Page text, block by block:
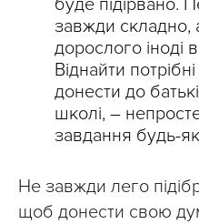
буде підірвано.
завжди складно,
дорослого іноді
Віднайти
донести до
школі, –
завдання будь-
Не завжди лего
щоб донести свою